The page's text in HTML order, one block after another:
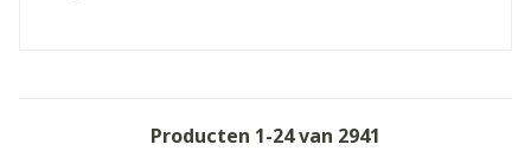
Producten 1-24van 2941